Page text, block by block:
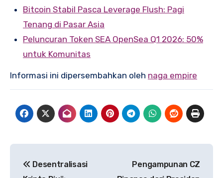
Bitcoin Stabil Pasca Leverage Flush: Pagi
Tenang di Pasar Asia
Peluncuran Token SEA OpenSea Q1 2026: 50%
untuk Komunitas
Informasi ini dipersembahkan oleh naga empire
navigation
Desentralisasi
Pengampunan CZ